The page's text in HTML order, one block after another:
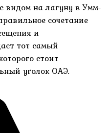
видом на лагуну в Умм-
сочетание
и
тот самый
стоит
уголок ОАЭ.